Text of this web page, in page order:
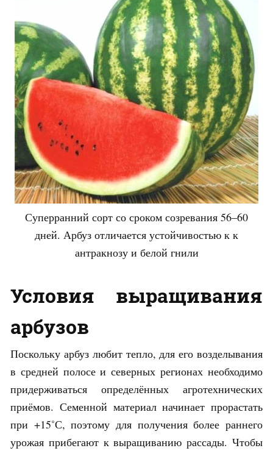
Суперранний сорт со сроком созревания 56–60
дней. Арбуз отличается устойчивостью к к
антракнозу и белой гнили
Условия выращивания
арбузов
Поскольку арбуз любит тепло, для его возделывания
в средней полосе и северных регионах необходимо
придерживаться определённых агротехнических
приёмов. Семенной материал начинает прорастать
при +15˚С, поэтому для получения более раннего
урожая прибегают к выращиванию рассады. Чтобы